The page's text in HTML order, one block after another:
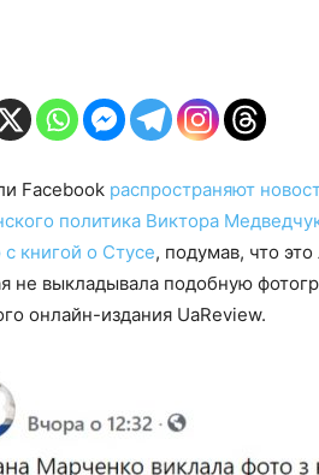
Facebook распространяют
политика Виктора
книгой о Стусе, подумав, что
не выкладывала подобную
онлайн-издания UaReview.